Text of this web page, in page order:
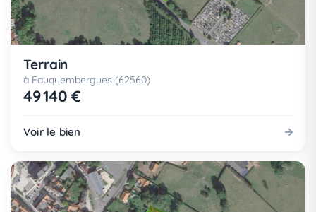
Terrain
à Fauquembergues (62560)
49 140 €
Voir le bien